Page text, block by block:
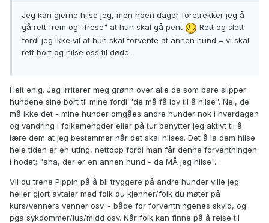
Jeg kan gjerne hilse jeg, men noen dager foretrekker jeg å
gå rett frem og "frese" at hun skal gå pent
Rett og slett
fordi jeg ikke vil at hun skal forvente at annen hund = vi skal
rett bort og hilse oss til døde.
Helt enig. Jeg irriterer meg grønn over alle de som bare slipper
hundene sine bort til mine fordi "de må få lov til å hilse". Nei, de
må ikke det - mine hunder omgåes andre hunder nok i hverdagen
og vandring i folkemengder eller på tur benytter jeg aktivt til å
lære dem at jeg bestemmer når det skal hilses. Det å la dem hilse
hele tiden er en uting, nettopp fordi man får denne forventningen
i hodet; "aha, der er en annen hund - da MÅ jeg hilse"...
Vil du trene Pippin på å bli tryggere på andre hunder ville jeg
heller gjort avtaler med folk du kjenner/folk du møter på
kurs/venners venner osv. - både for forventningenes skyld, og
pga sykdommer/lus/midd osv. Når folk kan finne på å reise til